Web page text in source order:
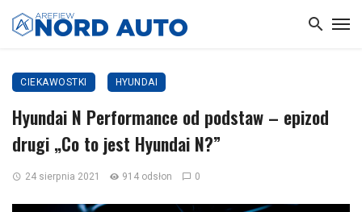
CIEKAWOSTKI HYUNDAI
Hyundai N Performance od podstaw – epizod
drugi „Co to jest Hyundai N?”
24 sierpnia 2021 914 odsłon 0